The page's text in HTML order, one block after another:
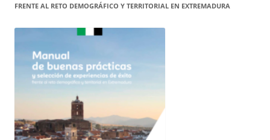
FRENTE AL RETO DEMOGRÁFICO Y TERRITORIAL EN EXTREMADURA